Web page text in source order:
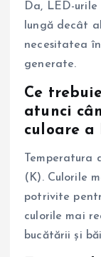
Da, LED-
lungă decât
necesitatea
generate.
Ce
atunci
culoare a
Temperatura
(K). Culorile
potrivite
culorile mai
bucătării și